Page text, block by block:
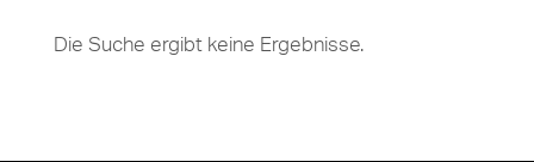
Die Suche ergibt keine Ergebnisse.